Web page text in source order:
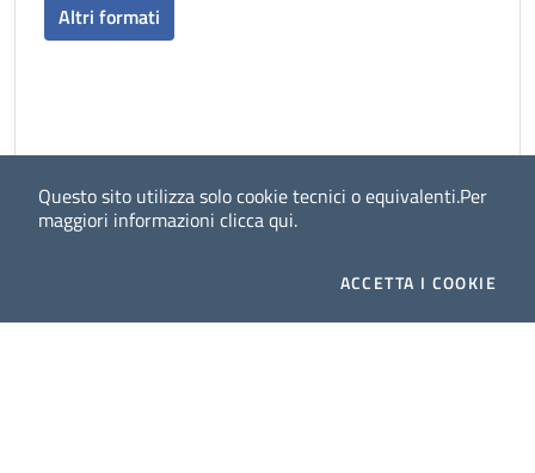
Questo sito utilizza solo cookie tecnici o equivalenti.Per
maggiori informazioni clicca qui.
ACCETTA I COOKIE
Altri formati